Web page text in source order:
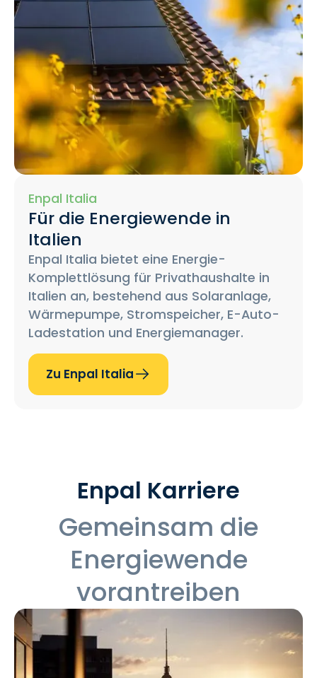
Enpal Italia
Für die Energiewende in
Italien
Enpal Italia bietet eine Energie-
Komplettlösung für Privathaushalte in
Italien an, bestehend aus Solaranlage,
Wärmepumpe, Stromspeicher, E-Auto-
Ladestation und Energiemanager.
Zu Enpal Italia
Enpal Karriere
Gemeinsam die
Energiewende
vorantreiben